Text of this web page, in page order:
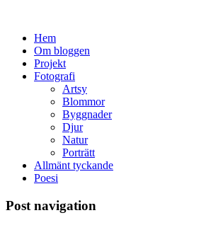
Primär
meny
Hem
Om bloggen
Projekt
Fotografi
Artsy
Blommor
Byggnader
Djur
Natur
Porträtt
Allmänt tyckande
Poesi
Post navigation